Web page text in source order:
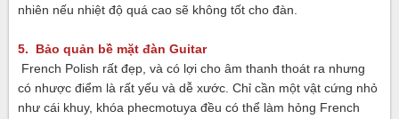
nhiên nếu nhiệt độ quá cao sẽ không tốt cho đàn.
5. Bảo quản bề mặt đàn Guitar
French Polish rất đẹp, và có lợi cho âm thanh thoát ra nhưng
có nhược điểm là rất yếu và dễ xước. Chỉ cần một vật cứng nhỏ
như cái khuy, khóa phecmotuya đều có thể làm hỏng French